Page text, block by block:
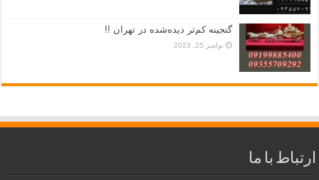
گنجینه کم‌تر دیده‌شده در تهران !!
نوامبر 25, 2023
ارتباط با ما